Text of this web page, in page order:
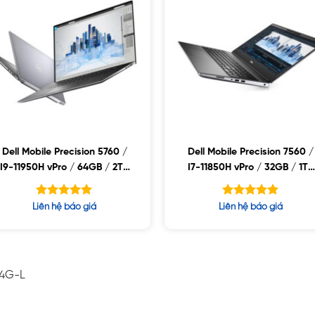
Dell Mobile Precision 5760 /
I9-11950H vPro / 64GB / 2TB
SSD / NVIDIA RTX A3000 6GB
WIN10
Được xếp
Liên hệ báo giá
Dell Mobile Precision 7560 /
I7-11850H vPro / 32GB / 1TB
SSD / NVIDIA RTX A2000
Được xếp
Liên hệ báo giá
L